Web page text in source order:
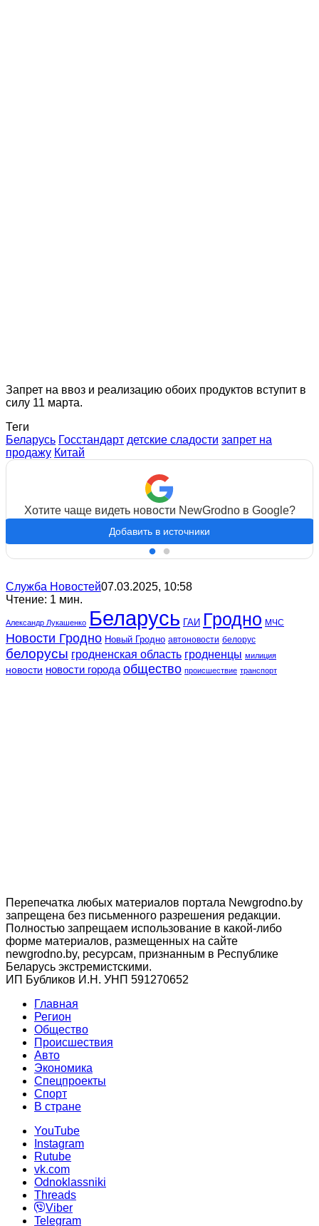
Запрет на ввоз и реализацию обоих продуктов вступит в
силу 11 марта.
Теги
Беларусь Госстандарт детские сладости запрет на
продажу Китай
Хотите чаще видеть новости NewGrodno в Google?
Добавить в источники
Служба Новостей07.03.2025, 10:58
Чтение: 1 мин.
Александр Лукашенко Беларусь ГАИ Гродно МЧС
Новости Гродно Новый Гродно автоновости белорус
белорусы гродненская область гродненцы милиция
новости новости города общество происшествие транспорт
Перепечатка любых материалов портала Newgrodno.by
запрещена без письменного разрешения редакции.
Полностью запрещаем использование в какой-либо
форме материалов, размещенных на сайте
newgrodno.by, ресурсам, признанным в Республике
Беларусь экстремистскими.
ИП Бубликов И.Н. УНП 591270652
Главная
Регион
Общество
Происшествия
Авто
Экономика
Спецпроекты
Cпорт
В стране
YouTube
Instagram
Rutube
vk.com
Odnoklassniki
Threads
Viber
Telegram